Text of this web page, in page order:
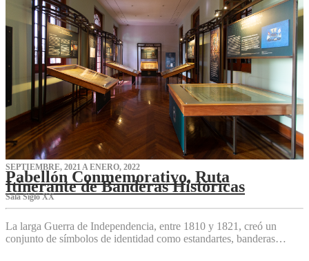
SEPTIEMBRE, 2021 A ENERO, 2022
Pabellón Conmemorativo, Ruta
Itinerante de Banderas Históricas
Sala Siglo XX
La larga Guerra de Independencia, entre 1810 y 1821, creó un
conjunto de símbolos de identidad como estandartes, banderas…